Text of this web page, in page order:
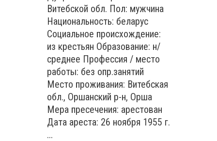
Витебской обл. Пол: мужчина
Национальность: беларус
Социальное происхождение:
из крестьян Образование: н/
среднее Профессия / место
работы: без опр.занятий
Место проживания: Витебская
обл., Оршанский р-н, Орша
Мера пресечения: арестован
Дата ареста: 26 ноября 1955 г.
...